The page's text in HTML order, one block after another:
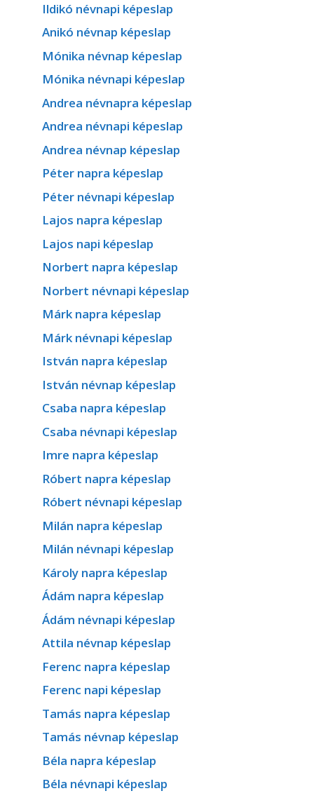
Ildikó névnapi képeslap
Anikó névnap képeslap
Mónika névnap képeslap
Mónika névnapi képeslap
Andrea névnapra képeslap
Andrea névnapi képeslap
Andrea névnap képeslap
Péter napra képeslap
Péter névnapi képeslap
Lajos napra képeslap
Lajos napi képeslap
Norbert napra képeslap
Norbert névnapi képeslap
Márk napra képeslap
Márk névnapi képeslap
István napra képeslap
István névnap képeslap
Csaba napra képeslap
Csaba névnapi képeslap
Imre napra képeslap
Róbert napra képeslap
Róbert névnapi képeslap
Milán napra képeslap
Milán névnapi képeslap
Károly napra képeslap
Ádám napra képeslap
Ádám névnapi képeslap
Attila névnap képeslap
Ferenc napra képeslap
Ferenc napi képeslap
Tamás napra képeslap
Tamás névnap képeslap
Béla napra képeslap
Béla névnapi képeslap